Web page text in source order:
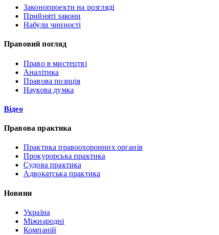
Законопроекти на розгляді
Прийняті закони
Набули чинності
Правовий погляд
Право в мистецтві
Аналітика
Правова позиція
Наукова думка
Відео
Правова практика
Практика правоохоронних органів
Прокурорська практика
Судова практика
Адвокатська практика
Новини
Україна
Міжнародні
Компаній